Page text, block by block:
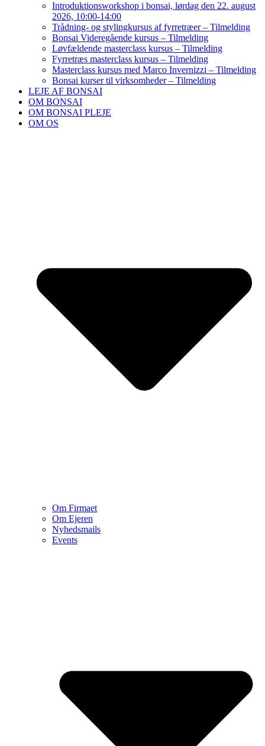
Introduktionsworkshop i bonsai, lørdag den 22. august
2026, 10:00-14:00
Trådning- og stylingkursus af fyrretræer – Tilmelding
Bonsai Videregående kursus – Tilmelding
Løvfældende masterclass kursus – Tilmelding
Fyrretræs masterclass kursus – Tilmelding
Masterclass kursus med Marco Invernizzi – Tilmelding
Bonsai kurser til virksomheder – Tilmelding
LEJE AF BONSAI
OM BONSAI
OM BONSAI PLEJE
OM OS
Om Firmaet
Om Ejeren
Nyhedsmails
Events